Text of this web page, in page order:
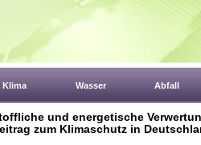
Klima Wasser Abfall
und energetische
zum Klimaschutz in